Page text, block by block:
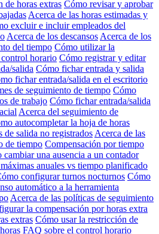
de horas extras Cómo revisar y aprobar
Acerca de las horas estimadas y
excluir e incluir empleados del
Acerca de los descansos Acerca de los
del tiempo Cómo utilizar la
horario Cómo registrar y editar
salida Cómo fichar entrada y salida
fichar entrada/salida en el escritorio
de seguimiento de tiempo Cómo
de trabajo Cómo fichar entrada/salida
Acerca del seguimiento de
autocompletar la hoja de horas
de salida no registrados Acerca de las
de tiempo Compensación por tiempo
cambiar una ausencia a un contador
anuales vs tiempo planificado
configurar turnos nocturnos Cómo
automático a la herramienta
Acerca de las políticas de seguimiento
la compensación por horas extra
extras Cómo usar la restricción de
FAQ sobre el control horario